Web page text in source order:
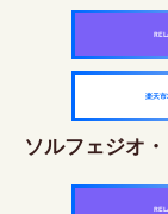
楽天
ソルフェジオ